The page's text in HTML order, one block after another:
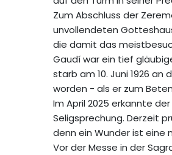
Zum Abschluss der
unvollendeten
die damit das
Gaudí war ein tief
starb am 10. Juni 1926 an
worden - als er zum
Im April 2025 erkannte
Seligsprechung. Derzeit
denn ein Wunder ist eine
Vor der Messe in der